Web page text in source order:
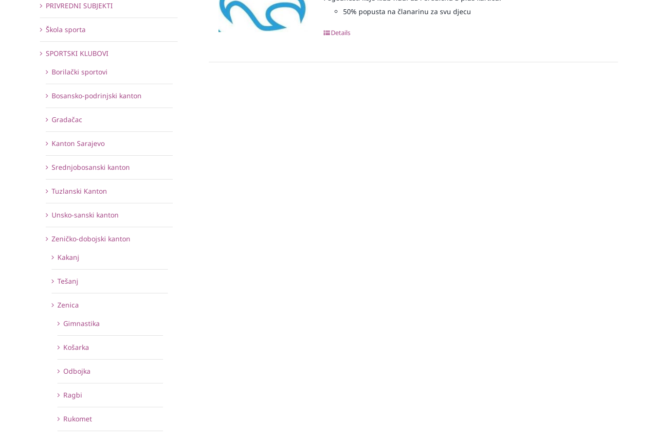
50% popusta na članarinu za svu djecu
Details
PRIVREDNI SUBJEKTI
Škola sporta
SPORTSKI KLUBOVI
Borilački sportovi
Bosansko-podrinjski kanton
Gradačac
Kanton Sarajevo
Srednjobosanski kanton
Tuzlanski Kanton
Unsko-sanski kanton
Zeničko-dobojski kanton
Kakanj
Tešanj
Zenica
Gimnastika
Košarka
Odbojka
Ragbi
Rukomet